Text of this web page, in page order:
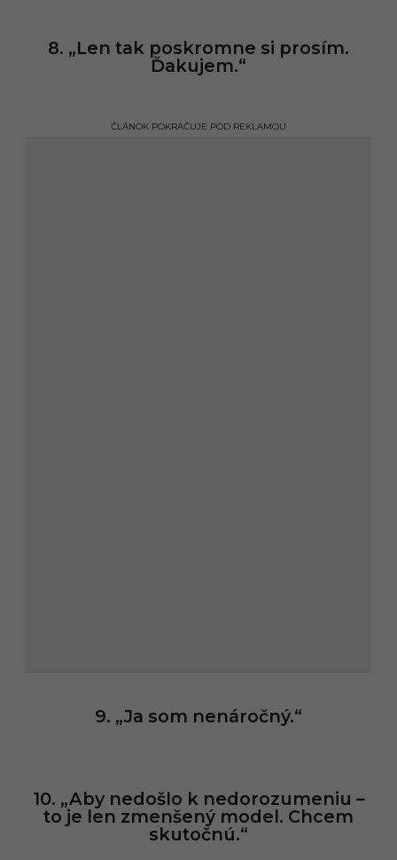
8. „Len tak poskromne si prosím.
Ďakujem.“
ČLÁNOK POKRAČUJE POD REKLAMOU
9. „Ja som nenáročný.“
10. „Aby nedošlo k nedorozumeniu –
to je len zmenšený model. Chcem
skutočnú.“